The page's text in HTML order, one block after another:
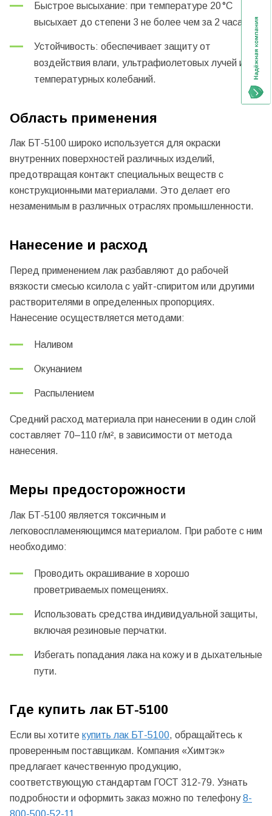
Быстрое высыхание: при температуре 20 °C
высыхает до степени 3 не более чем за 2 часа.
Устойчивость: обеспечивает защиту от
воздействия влаги, ультрафиолетовых лучей и
температурных колебаний.
Область применения
Лак БТ-5100 широко используется для окраски
внутренних поверхностей различных изделий,
предотвращая контакт специальных веществ с
конструкционными материалами. Это делает его
незаменимым в различных отраслях промышленности.
Нанесение и расход
Перед применением лак разбавляют до рабочей
вязкости смесью ксилола с уайт-спиритом или другими
растворителями в определенных пропорциях.
Нанесение осуществляется методами:
Наливом
Окунанием
Распылением
Средний расход материала при нанесении в один слой
составляет 70–110 г/м², в зависимости от метода
нанесения.
Меры предосторожности
Лак БТ-5100 является токсичным и
легковоспламеняющимся материалом. При работе с ним
необходимо:
Проводить окрашивание в хорошо
проветриваемых помещениях.
Использовать средства индивидуальной защиты,
включая резиновые перчатки.
Избегать попадания лака на кожу и в дыхательные
пути.
Где купить лак БТ-5100
Если вы хотите купить лак БТ-5100, обращайтесь к
проверенным поставщикам. Компания «Химтэк»
предлагает качественную продукцию,
соответствующую стандартам ГОСТ 312-79. Узнать
подробности и оформить заказ можно по телефону8-
800-500-52-11